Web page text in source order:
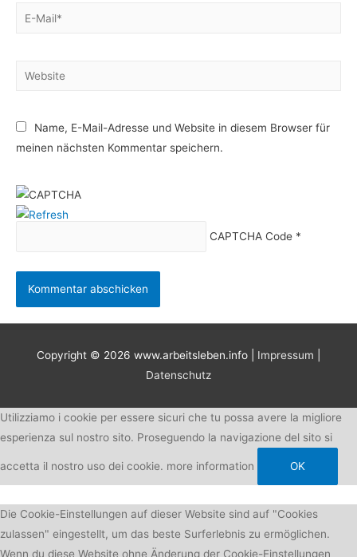
E-
Website
Name, E-Mail-Adresse und Website in diesem Browser für
meinen nächsten Kommentar speichern.
CAPTCHA Code*
Copyright © 2026 www.arbeitsleben.info Impressum
Datenschutz
Utilizziamo i cookie per essere sicuri che tu possa avere la migliore
esperienza sul nostro sito. Proseguendo la navigazione del sito si
accetta il nostro uso dei cookie. more information OK
Die Cookie-Einstellungen auf dieser Website sind auf "Cookies
zulassen" eingestellt, um das beste Surferlebnis zu ermöglichen.
Wenn du diese Website ohne Änderung der Cookie-Einstellungen